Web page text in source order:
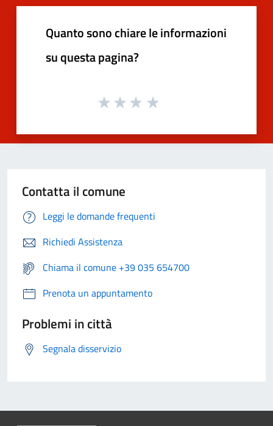
Quanto sono chiare le informazioni
su questa pagina?
Contatta il comune
Leggi le domande frequenti
Richiedi Assistenza
Chiama il comune +39 035 654700
Prenota un appuntamento
Problemi in città
Segnala disservizio